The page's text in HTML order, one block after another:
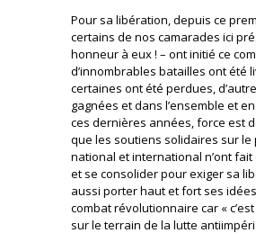
Pour sa libération, depuis ce
certains de nos camarades ici
honneur à eux ! – ont initié ce
d’innombrables batailles ont été
certaines ont été perdues,
gagnées et dans l’ensemble et
ces dernières années, force est
que les soutiens solidaires sur le
national et international n’ont fait
et se consolider pour exiger sa
aussi porter haut et fort ses
combat révolutionnaire car «
sur le terrain de la lutte